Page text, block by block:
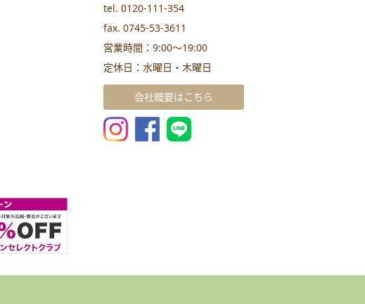
tel. 0120-111-354
fax. 0745-53-3611
営業時間：9:00～19:00
定休日：水曜日・木曜日
会社概要はこちら